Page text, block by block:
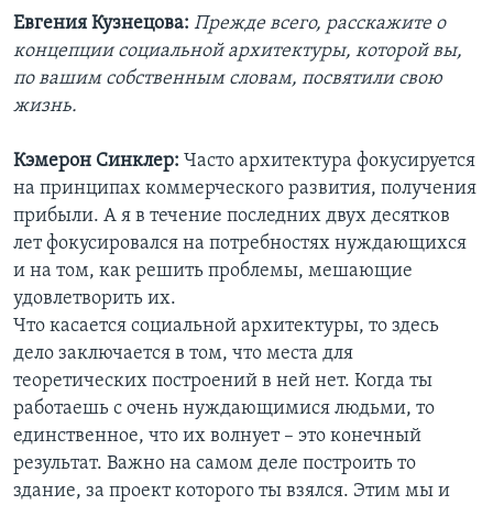
Евгения Кузнецова: Прежде всего, расскажите о
концепции социальной архитектуры, которой вы,
по вашим собственным словам, посвятили свою
жизнь.
Кэмерон Синклер: Часто архитектура фокусируется
на принципах коммерческого развития, получения
прибыли. А я в течение последних двух десятков
лет фокусировался на потребностях нуждающихся
и на том, как решить проблемы, мешающие
удовлетворить их.
Что касается социальной архитектуры, то здесь
дело заключается в том, что места для
теоретических построений в ней нет. Когда ты
работаешь с очень нуждающимися людьми, то
единственное, что их волнует – это конечный
результат. Важно на самом деле построить то
здание, за проект которого ты взялся. Этим мы и